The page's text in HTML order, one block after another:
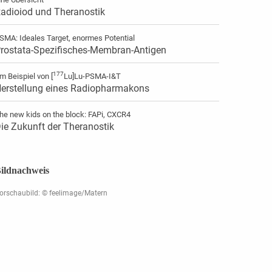
und Theranostik
Ideales Target, enormes Potential
Spezifisches-Membran-Antigen
Beispiel von [ 177Lu]Lu-PSMA-I&T
eines Radiopharmakons
new kids on the block: FAPi, CXCR4
Zukunft der Theranostik
© feelimage/Matern